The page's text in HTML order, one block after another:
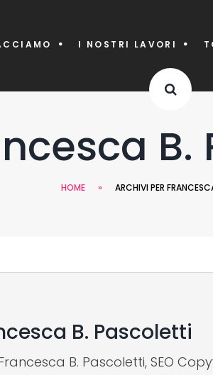
I NOSTRI LAVORI
HOME » ARCHIVI PER
B. Pascoletti
B. Pascoletti, SEO